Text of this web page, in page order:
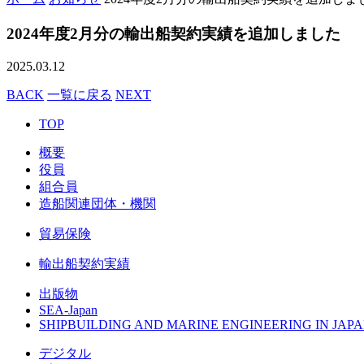
2024年度2月分の輸出船契約実績を追加しました
2025.03.12
BACK 一覧に戻る NEXT
TOP
概要
役員
組合員
造船関連団体・機関
貿易保険
輸出船契約実績
出版物
SEA-Japan
SHIPBUILDING AND MARINE ENGINEERING IN
デジタル